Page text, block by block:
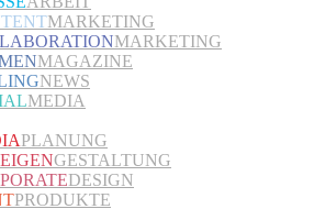
MARKETING
MARKETING
MAGAZINE
NEWS
MEDIA
PLANUNG
GESTALTUNG
DESIGN
PRODUKTE